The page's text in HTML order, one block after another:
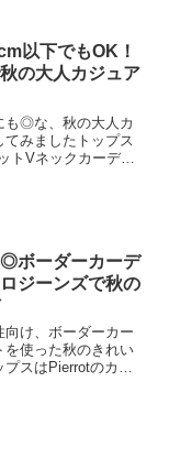
以下でもOK！
の大人カジュア
も◎な、秋の大人カ
みましたトップス
トVネックカーディ
ボーダーカーデ
ジーンズで秋の
け、ボーダーカー
を使った秋のきれい
スはPierrotのカー